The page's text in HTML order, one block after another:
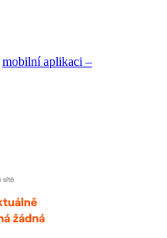
mobilní aplikaci –